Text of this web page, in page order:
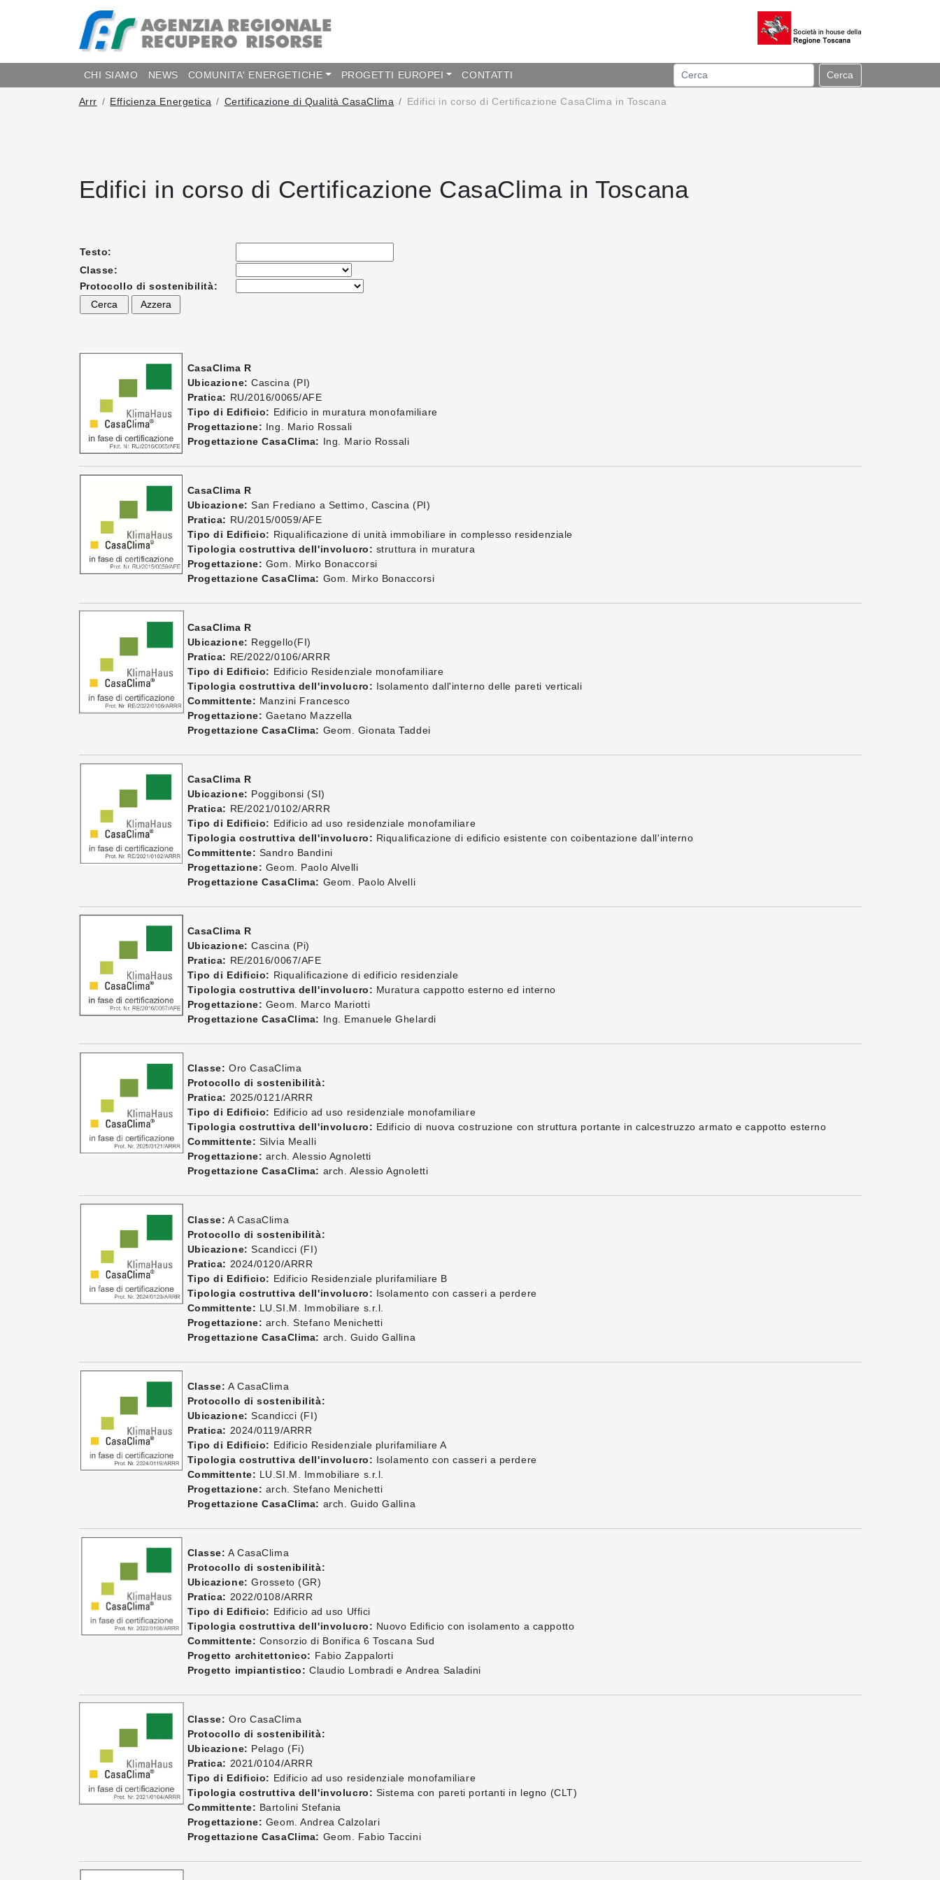
CHI SIAMO NEWS COMUNITA' ENERGETICHE PROGETTI EUROPEI CONTATTI Cerca
Arrr Efficienza Energetica Certificazione di Qualità CasaClima Edifici in corso di Certificazione CasaClima in Toscana
Edifici in corso di Certificazione CasaClima in Toscana
Testo:
Classe:
Protocollo di sostenibilità:
CasaClima R
Ubicazione: Cascina (PI)
Pratica: RU/2016/0065/AFE
Tipo di Edificio: Edificio in muratura monofamiliare
Progettazione: Ing. Mario Rossali
Progettazione CasaClima: Ing. Mario Rossali
CasaClima R
Ubicazione: San Frediano a Settimo, Cascina (PI)
Pratica: RU/2015/0059/AFE
Tipo di Edificio: Riqualificazione di unità immobiliare in complesso residenziale
Tipologia costruttiva dell'involucro: struttura in muratura
Progettazione: Gom. Mirko Bonaccorsi
Progettazione CasaClima: Gom. Mirko Bonaccorsi
CasaClima R
Ubicazione: Reggello(FI)
Pratica: RE/2022/0106/ARRR
Tipo di Edificio: Edificio Residenziale monofamiliare
Tipologia costruttiva dell'involucro: Isolamento dall'interno delle pareti verticali
Committente: Manzini Francesco
Progettazione: Gaetano Mazzella
Progettazione CasaClima: Geom. Gionata Taddei
CasaClima R
Ubicazione: Poggibonsi (SI)
Pratica: RE/2021/0102/ARRR
Tipo di Edificio: Edificio ad uso residenziale monofamiliare
Tipologia costruttiva dell'involucro: Riqualificazione di edificio esistente con coibentazione dall'interno
Committente: Sandro Bandini
Progettazione: Geom. Paolo Alvelli
Progettazione CasaClima: Geom. Paolo Alvelli
CasaClima R
Ubicazione: Cascina (Pi)
Pratica: RE/2016/0067/AFE
Tipo di Edificio: Riqualificazione di edificio residenziale
Tipologia costruttiva dell'involucro: Muratura cappotto esterno ed interno
Progettazione: Geom. Marco Mariotti
Progettazione CasaClima: Ing. Emanuele Ghelardi
Classe: Oro CasaClima
Protocollo di sostenibilità:
Pratica: 2025/0121/ARRR
Tipo di Edificio: Edificio ad uso residenziale monofamiliare
Tipologia costruttiva dell'involucro: Edificio di nuova costruzione con struttura portante in calcestruzzo armato e cappotto esterno
Committente: Silvia Mealli
Progettazione: arch. Alessio Agnoletti
Progettazione CasaClima: arch. Alessio Agnoletti
Classe: A CasaClima
Protocollo di sostenibilità:
Ubicazione: Scandicci (FI)
Pratica: 2024/0120/ARRR
Tipo di Edificio: Edificio Residenziale plurifamiliare B
Tipologia costruttiva dell'involucro: Isolamento con casseri a perdere
Committente: LU.SI.M. Immobiliare s.r.l.
Progettazione: arch. Stefano Menichetti
Progettazione CasaClima: arch. Guido Gallina
Classe: A CasaClima
Protocollo di sostenibilità:
Ubicazione: Scandicci (FI)
Pratica: 2024/0119/ARRR
Tipo di Edificio: Edificio Residenziale plurifamiliare A
Tipologia costruttiva dell'involucro: Isolamento con casseri a perdere
Committente: LU.SI.M. Immobiliare s.r.l.
Progettazione: arch. Stefano Menichetti
Progettazione CasaClima: arch. Guido Gallina
Classe: A CasaClima
Protocollo di sostenibilità:
Ubicazione: Grosseto (GR)
Pratica: 2022/0108/ARRR
Tipo di Edificio: Edificio ad uso Uffici
Tipologia costruttiva dell'involucro: Nuovo Edificio con isolamento a cappotto
Committente: Consorzio di Bonifica 6 Toscana Sud
Progetto architettonico: Fabio Zappalorti
Progetto impiantistico: Claudio Lombradi e Andrea Saladini
Classe: Oro CasaClima
Protocollo di sostenibilità:
Ubicazione: Pelago (Fi)
Pratica: 2021/0104/ARRR
Tipo di Edificio: Edificio ad uso residenziale monofamiliare
Tipologia costruttiva dell'involucro: Sistema con pareti portanti in legno (CLT)
Committente: Bartolini Stefania
Progettazione: Geom. Andrea Calzolari
Progettazione CasaClima: Geom. Fabio Taccini